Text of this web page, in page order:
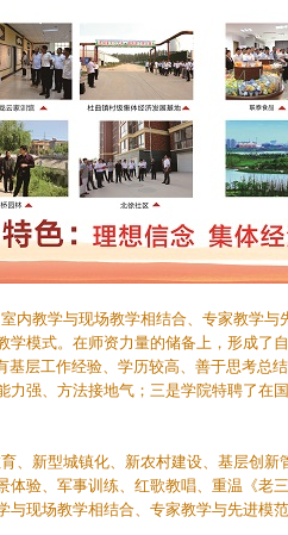
教学与现场教学相结合、专家教学与
模式。在师资力量的储备上，形成了
层工作经验、学历较高、善于思考总
强、方法接地气；三是学院特聘了在
、新型城镇化、新农村建设、基层创新
验、军事训练、红歌教唱、重温《老
现场教学相结合、专家教学与先进模